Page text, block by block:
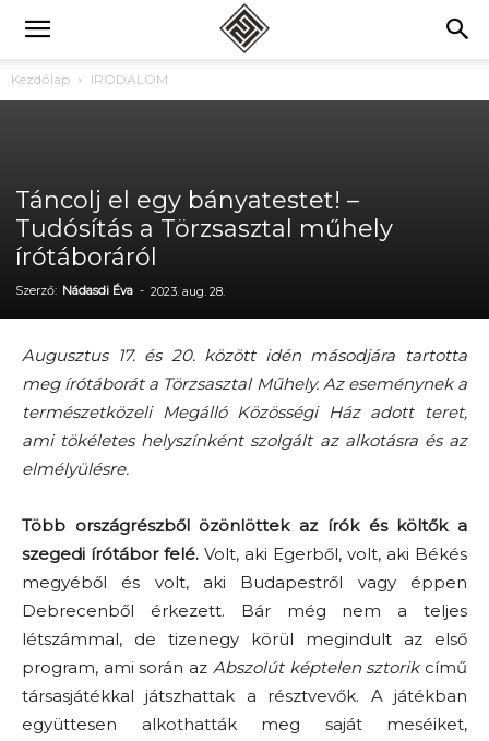
Kezdőlap IRODALOM
Táncolj el egy bányatestet! –
Tudósítás a Törzsasztal műhely
írótáboráról
Szerző: Nádasdi Éva - 2023. aug. 28.
Augusztus 17. és 20. között idén másodjára tartotta
meg írótáborát a Törzsasztal Műhely. Az eseménynek a
természetközeli Megálló Közösségi Ház adott teret,
ami tökéletes helyszínként szolgált az alkotásra és az
elmélyülésre.
Több országrészből özönlöttek az írók és költők a
szegedi írótábor felé. Volt, aki Egerből, volt, aki Békés
megyéből és volt, aki Budapestről vagy éppen
Debrecenből érkezett. Bár még nem a teljes
létszámmal, de tizenegy körül megindult az első
program, ami során az Abszolút képtelen sztorikcímű
társasjátékkal játszhattak a résztvevők. A játékban
együttesen alkothatták meg saját meséiket,